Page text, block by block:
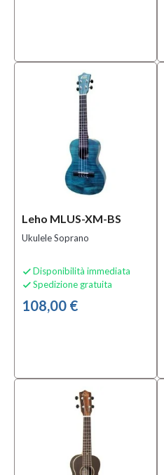
Leho MLUS-XM-BS
Ukulele Soprano
 Disponibilità immediata
 Spedizione gratuita
108,00 €